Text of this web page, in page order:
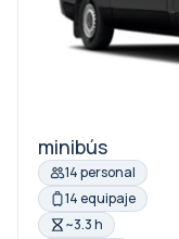
minibús
14 personal
14 equipaje
~3.3 h